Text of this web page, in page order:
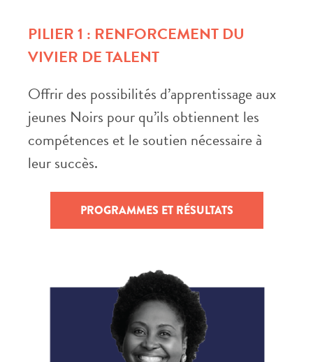
PILIER 1 : RENFORCEMENT DU
VIVIER DE TALENT
Offrir des possibilités d’apprentissage aux
jeunes Noirs pour qu’ils obtiennent les
compétences et le soutien nécessaire à
leur succès.
PROGRAMMES ET RÉSULTATS